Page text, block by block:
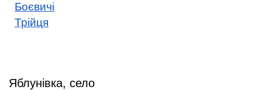
Боєвичі
Трійця
Яблунівка, село